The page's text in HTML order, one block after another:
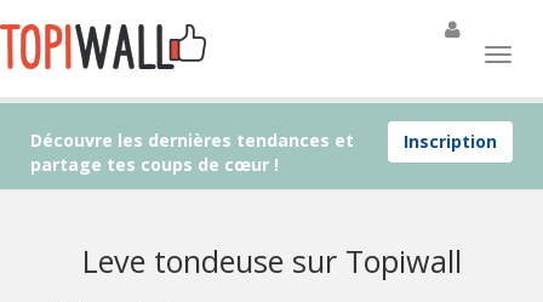
Inscription
Découvre les dernières tendances et
partage tes coups de cœur !
Leve tondeuse sur Topiwall